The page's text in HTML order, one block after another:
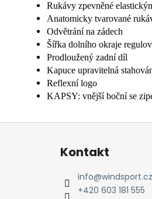
Rukávy zpevněné
Anatomicky tvarované
Odvětrání na zádech
Šířka dolního okraje
Prodloužený zadní díl
Kapuce upravitelná
Reflexní logo
KAPSY: vnější boční se
Z
Kontakt
info@windsport.cz
+420 603 181 555